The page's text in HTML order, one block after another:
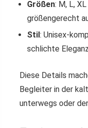
Größen: M, L,
größengerecht
Stil: Unisex-
schlichte
Diese Details
Begleiter in der
unterwegs oder